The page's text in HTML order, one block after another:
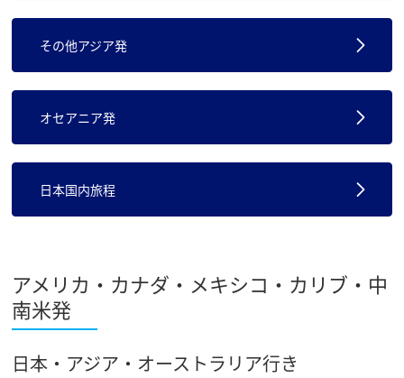
その他アジア発
オセアニア発
日本国内旅程
アメリカ・カナダ・メキシコ・カリブ・中
南米発
日本・アジア・オーストラリア行き